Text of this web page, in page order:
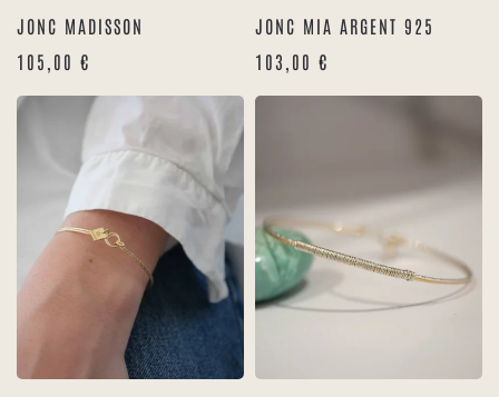
JONC MADISSON
105,00 €
JONC MIA ARGENT 925
103,00 €